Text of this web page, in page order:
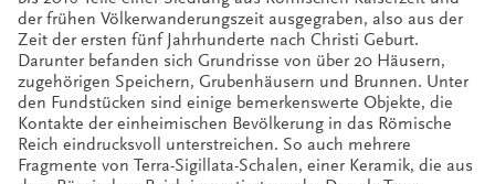
der frühen Völkerwanderungszeit ausgegraben, also aus der
Zeit der ersten fünf Jahrhunderte nach Christi Geburt.
Darunter befanden sich Grundrisse von über 20 Häusern,
zugehörigen Speichern, Grubenhäusern und Brunnen. Unter
den Fundstücken sind einige bemerkenswerte Objekte, die
Kontakte der einheimischen Bevölkerung in das Römische
Reich eindrucksvoll unterstreichen. So auch mehrere
Fragmente von Terra-Sigillata-Schalen, einer Keramik, die aus